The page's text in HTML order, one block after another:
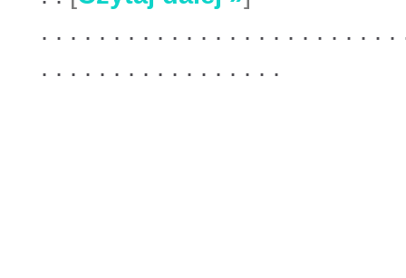
. . . . . . . . . . . . . . . . . . . . . . . .
. . . . . . . . . . . . . . . . .